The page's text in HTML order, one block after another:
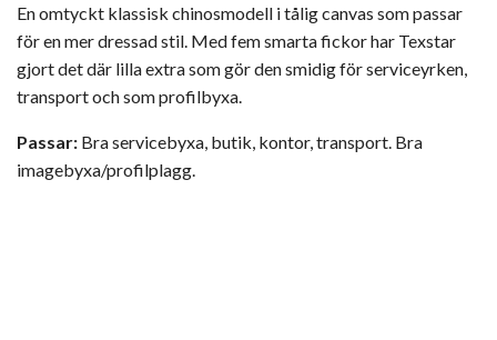
En omtyckt klassisk chinosmodell i tålig canvas som passar
för en mer dressad stil. Med fem smarta fickor har Texstar
gjort det där lilla extra som gör den smidig för serviceyrken,
transport och som profilbyxa.
Passar: Bra servicebyxa, butik, kontor, transport. Bra
imagebyxa/profilplagg.